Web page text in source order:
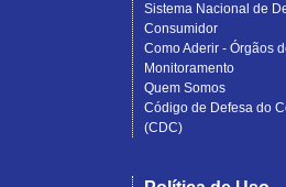
Sistema Nacional de
Consumidor
Como Aderir - Órgãos
Monitoramento
Quem Somos
Código de Defesa do
(CDC)